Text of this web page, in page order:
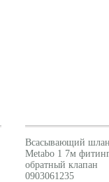
Всасывающий
Metabo 1 7м
обратный клапан
0903061235